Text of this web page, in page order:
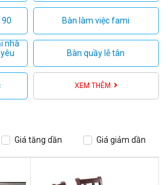
Bàn làm việc fami
nhà
Bàn quầy lễ tân
XEM THÊM
Giá tăng dần Giá giảm dần